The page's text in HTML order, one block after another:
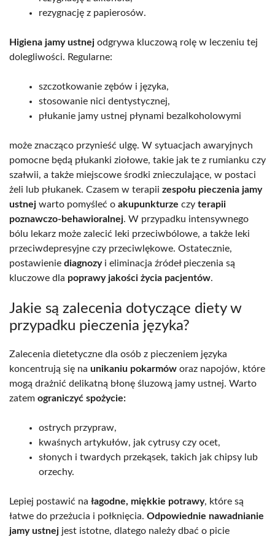
rezygnację z papierosów.
Higiena jamy ustnej odgrywa kluczową rolę w leczeniu tej
dolegliwości. Regularne:
szczotkowanie zębów i języka,
stosowanie nici dentystycznej,
płukanie jamy ustnej płynami bezalkoholowymi
może znacząco przynieść ulgę. W sytuacjach awaryjnych
pomocne będą płukanki ziołowe, takie jak te z rumianku czy
szałwii, a także miejscowe środki znieczulające, w postaci
żeli lub płukanek. Czasem w terapii zespołu pieczenia jamy
ustnej warto pomyśleć o akupunkturze czy terapii
poznawczo-behawioralnej. W przypadku intensywnego
bólu lekarz może zalecić leki przeciwbólowe, a także leki
przeciwdepresyjne czy przeciwlękowe. Ostatecznie,
postawienie diagnozyi eliminacja źródeł pieczenia są
kluczowe dla poprawy jakości życia pacjentów.
Jakie są zalecenia dotyczące diety w
przypadku pieczenia języka?
Zalecenia dietetyczne dla osób z pieczeniem języka
koncentrują się na unikaniu pokarmów oraz napojów, które
mogą drażnić delikatną błonę śluzową jamy ustnej. Warto
zatem ograniczyć spożycie:
ostrych przypraw,
kwaśnych artykułów, jak cytrusy czy ocet,
słonych i twardych przekąsek, takich jak chipsy lub
orzechy.
Lepiej postawić na łagodne, miękkie potrawy, które są
łatwe do przeżucia i połknięcia. Odpowiednie nawadnianie
jamy ustnej jest istotne, dlatego należy dbać o picie